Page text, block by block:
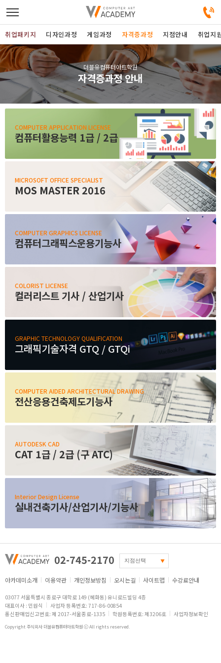
디자인정규과정
디자인단과과정
커뮤니티
취업지원센터
아카데미소개
지점별 홈페이지
취업패키지 디자인과정 게임과정 자격증과정 지점안내 취업지
더블유컴퓨터아트학원
자격증과정 안내
COMPUTER APPLICATION LICENSE
컴퓨터활용능력 1급 / 2급
MICROSOFT OFFICE SPECIALIST
MOS MASTER 2016
COMPUTER GRAPHICS LICENSE
컴퓨터그래픽스운용기능사
COLORIST LICENSE
컬러리스트 기사 / 산업기사
GRAPHIC TECHNOLOGY QUALIFICATION
그래픽기술자격 GTQ / GTQi
COMPUTER AIDED ARCHITECTURAL DRAWING
전산응용건축제도기능사
AUTODESK CAD
CAT 1급 / 2급 (구 ATC)
Interior Design License
실내건축기사/산업기사/기능사
02-745-2170
아카데미소개 이용약관 개인정보방침 오시는길 사이트맵 수강료안내
03077 서울특별시 종로구 대학로 149 (혜화동) 유니로드빌딩 4층
대표이사 : 민원식
사업자 등록번호: 717-86-00854
통신판매업신고번호: 제 2017-서울종로-1335
학원등록번호: 제3206호 사업자정보확인
Copyright 주식회사 더블유컴퓨터아트학원 ⓒ All rights reserved.